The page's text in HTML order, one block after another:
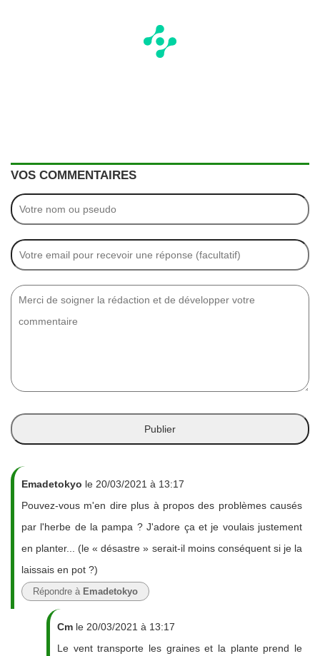
VOS COMMENTAIRES
Emadetokyo le 20/03/2021 à 13:17
Pouvez-vous m'en dire plus à propos des problèmes causés
par l'herbe de la pampa ? J'adore ça et je voulais justement
en planter... (le « désastre » serait-il moins conséquent si je la
laissais en pot ?)
Répondre à Emadetokyo
Cm le 20/03/2021 à 13:17
Le vent transporte les graines et la plante prend le